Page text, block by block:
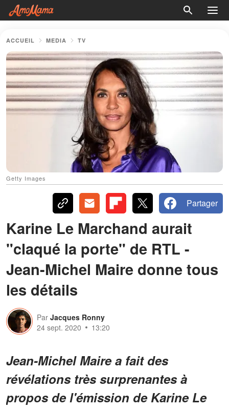
ACCUEIL MEDIA TV
Getty Images
Partager
Karine Le Marchand aurait
"claqué la porte" de RTL -
Jean-Michel Maire donne tous
les détails
Par Jacques Ronny
24 sept. 2020
13:20
Jean-Michel Maire a fait des
révélations très surprenantes à
propos de l'émission de Karine Le